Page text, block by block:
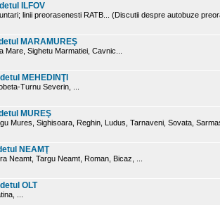
ILFOV
linii preorasenesti RATB... (Discutii despre autobuze
MARAMUREŞ
Mare, Sighetu Marmatiei, Cavnic...
MEHEDINŢI
Turnu Severin, ...
MUREŞ
Mures, Sighisoara, Reghin, Ludus, Tarnaveni, Sovata,
NEAMŢ
Neamt, Targu Neamt, Roman, Bicaz, ...
OLT
...